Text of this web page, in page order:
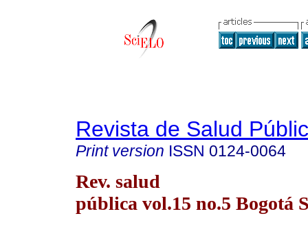
Revista de Salud
Print version ISSN 0124-0064
Rev. salud
pública vol.15 no.5 Bogotá